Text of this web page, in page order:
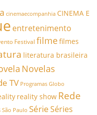
cinemaecompanhia CINEMA E
entretenimento
Festival filmefilmes
literatura brasileira
Novelas
TV Programas Globo
reality show Rede
São Paulo SérieSéries